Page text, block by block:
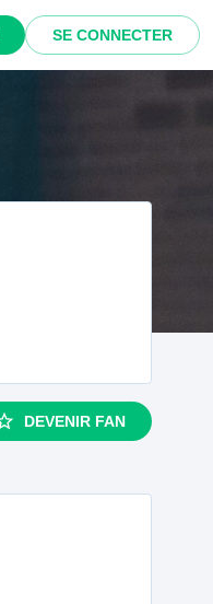
SE CONNECTER
DEVENIR FAN